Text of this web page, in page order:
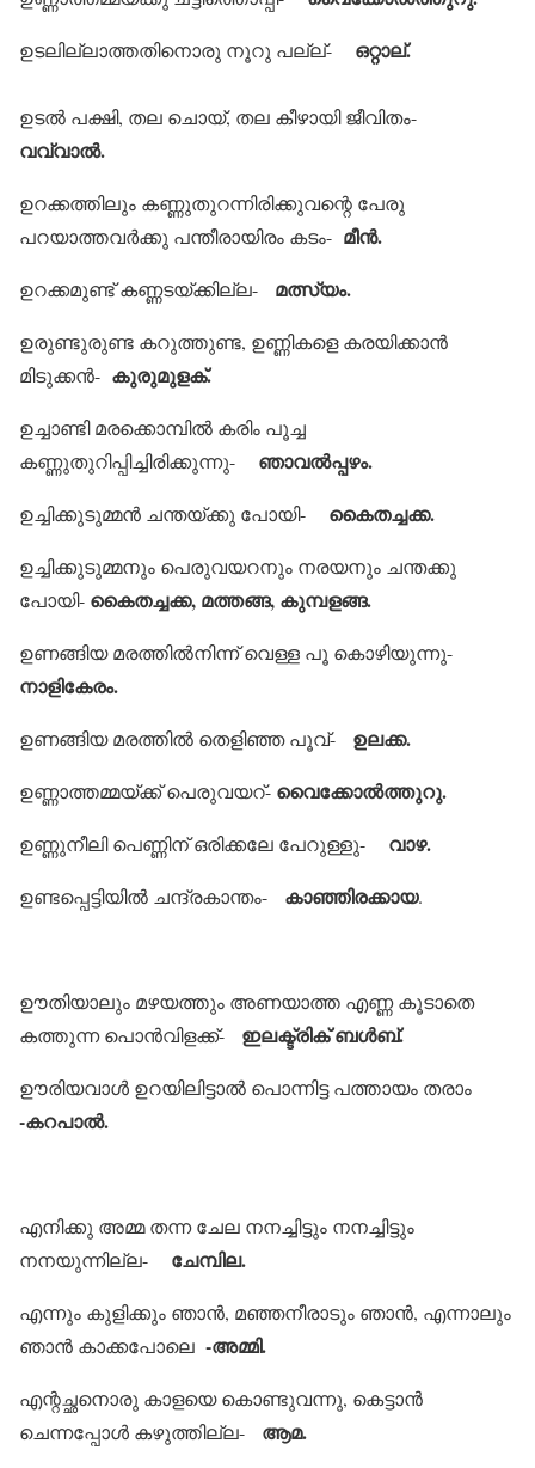
ഉടലില്ലാത്തതിനൊരു നൂറു പല്ല്- ഒറ്റാല്.
ഉടല്‍ പക്ഷി, തല ചൊയ്, തല കീഴായി ജീവിതം-
വവ്വാല്‍.
ഉറക്കത്തിലും കണ്ണുതുറന്നിരിക്കുവന്റെ പേരു
പറയാത്തവര്‍ക്കു പന്തീരായിരം കടം- മീന്‍.
ഉറക്കമുണ്ട് കണ്ണടയ്ക്കില്ല- മത്സ്യം.
ഉരുണ്ടുരുണ്ട കറുത്തുണ്ട, ഉണ്ണികളെ കരയിക്കാന്‍
മിടുക്കന്‍- കുരുമുളക്.
ഉച്ചാണ്ടി മരക്കൊമ്പില്‍ കരിം പൂച്ച
കണ്ണുതുറിപ്പിച്ചിരിക്കുന്നു- ഞാവല്‍പ്പഴം.
ഉച്ചിക്കുടുമ്മന്‍ ചന്തയ്ക്കു പോയി- കൈതച്ചക്ക.
ഉച്ചിക്കുടുമ്മനും പെരുവയറനും നരയനും ചന്തക്കു
പോയി- കൈതച്ചക്ക, മത്തങ്ങ, കുമ്പളങ്ങ.
ഉണങ്ങിയ മരത്തില്‍നിന്ന് വെള്ള പൂ കൊഴിയുന്നു-
നാളികേരം.
ഉണങ്ങിയ മരത്തില്‍ തെളിഞ്ഞ പൂവ്- ഉലക്ക.
ഉണ്ണാത്തമ്മയ്ക്ക് പെരുവയറ്- വൈക്കോല്‍ത്തുറു.
ഉണ്ണുനീലി പെണ്ണിന് ഒരിക്കലേ പേറുള്ളു- വാഴ.
ഉണ്ടപ്പെട്ടിയില്‍ ചന്ദ്രകാന്തം- കാഞ്ഞിരക്കായ.
ഊതിയാലും മഴയത്തും അണയാത്ത എണ്ണ കൂടാതെ
കത്തുന്ന പൊന്‍വിളക്ക്-
ഇലക്ട്രിക് ബള്‍ബ്.
ഊരിയവാള്‍ ഉറയിലിട്ടാല്‍ പൊന്നിട്ട പത്തായം തരാം
-കറപാല്‍.
എനിക്കു അമ്മ തന്ന ചേല നനച്ചിട്ടും നനച്ചിട്ടും
നനയുന്നില്ല- ചേമ്പില.
എന്നും കുളിക്കും ഞാന്‍, മഞ്ഞനീരാടും ഞാന്‍, എന്നാലും
ഞാന്‍ കാക്കപോലെ -അമ്മി.
എന്റച്ഛനൊരു കാളയെ കൊണ്ടുവന്നു, കെട്ടാന്‍
ചെന്നപ്പോള്‍ കഴുത്തില്ല- ആമ.